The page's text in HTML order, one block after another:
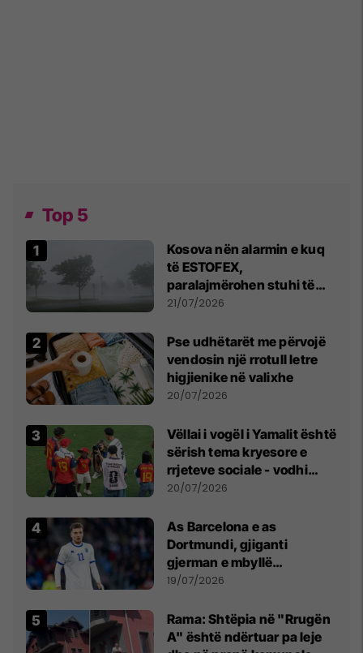
Top 5
Kosova nën alarmin e kuq
të ESTOFEX,
paralajmërohen stuhi të
fuqishme me breshër dhe
21/07/2026
Pse udhëtarët me përvojë
vendosin një rrotull letre
higjienike në valixhe
20/07/2026
Vëllai i vogël i Yamalit është
sërish tema kryesore e
rrjeteve sociale - vodhi
vëmendjen pas finales së
20/07/2026
As Barcelona e as
Dortmundi, gjiganti
gjerman e mbyllë
marrëveshjen për Fisnik
19/07/2026
Rama: Shtëpia në "Rrugën
A" është ndërtuar pa leje